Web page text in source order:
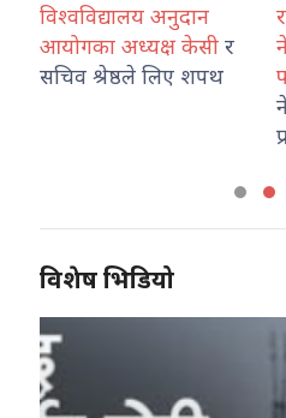
विश्वविद्यालय अनुदान
आयोगका अध्यक्ष केसी र
सचिव श्रेष्ठले लिए शपथ
विशेष भिडियो